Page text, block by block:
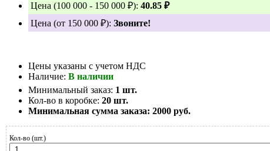
Цена (100 000 - 150 000 ₽): 40.85 ₽
Цена (от 150 000 ₽): Звоните!
Цены указаны с учетом НДС
Наличие: В наличии
Минимальный заказ: 1 шт.
Кол-во в коробке: 20 шт.
Минимальная сумма заказа: 2000 руб.
Кол-во (шт.)